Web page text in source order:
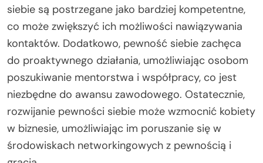
siebie są postrzegane jako bardziej kompetentne,
co może zwiększyć ich możliwości nawiązywania
kontaktów. Dodatkowo, pewność siebie zachęca
do proaktywnego działania, umożliwiając osobom
poszukiwanie mentorstwa i współpracy, co jest
niezbędne do awansu zawodowego. Ostatecznie,
rozwijanie pewności siebie może wzmocnić kobiety
w biznesie, umożliwiając im poruszanie się w
środowiskach networkingowych z pewnością i